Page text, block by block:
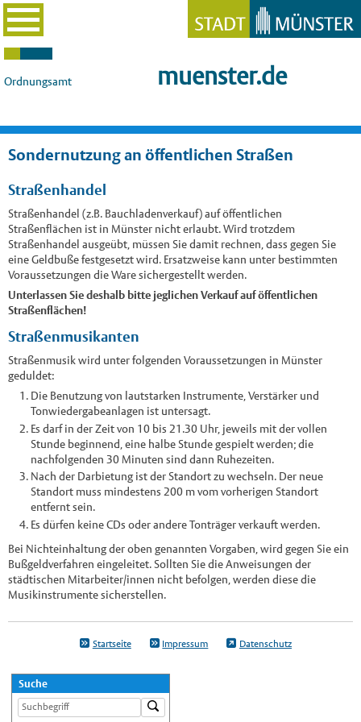
Ordnungsamt muenster.de
Sondernutzung an öffentlichen Straßen
Straßenhandel
Straßenhandel (z.B. Bauchladenverkauf) auf öffentlichen
Straßenflächen ist in Münster nicht erlaubt. Wird trotzdem
Straßenhandel ausgeübt, müssen Sie damit rechnen, dass gegen Sie
eine Geldbuße festgesetzt wird. Ersatzweise kann unter bestimmten
Voraussetzungen die Ware sichergestellt werden.
Unterlassen Sie deshalb bitte jeglichen Verkauf auf öffentlichen
Straßenflächen!
Straßenmusikanten
Straßenmusik wird unter folgenden Voraussetzungen in Münster
geduldet:
Die Benutzung von lautstarken Instrumente, Verstärker und
Tonwiedergabeanlagen ist untersagt.
Es darf in der Zeit von 10 bis 21.30 Uhr, jeweils mit der vollen
Stunde beginnend, eine halbe Stunde gespielt werden; die
nachfolgenden 30 Minuten sind dann Ruhezeiten.
Nach der Darbietung ist der Standort zu wechseln. Der neue
Standort muss mindestens 200 m vom vorherigen Standort
entfernt sein.
Es dürfen keine CDs oder andere Tonträger verkauft werden.
Bei Nichteinhaltung der oben genannten Vorgaben, wird gegen Sie ein
Bußgeldverfahren eingeleitet. Sollten Sie die Anweisungen der
städtischen Mitarbeiter/innen nicht befolgen, werden diese die
Musikinstrumente sicherstellen.
Startseite Impressum Datenschutz
Suche